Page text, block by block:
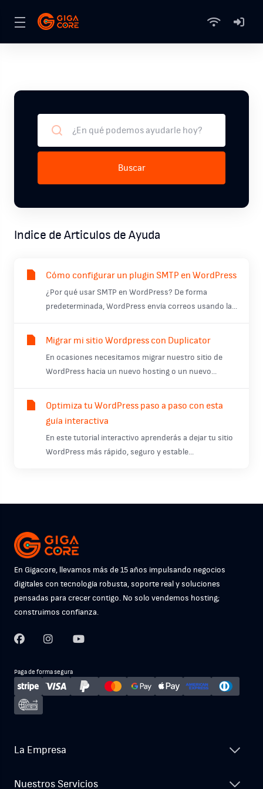
Buscar
Indice de Articulos de Ayuda
Cómo configurar un plugin SMTP en WordPress
¿Por qué usar SMTP en WordPress? De forma
predeterminada, WordPress envía correos usando la...
Migrar mi sitio Wordpress con Duplicator
En ocasiones necesitamos migrar nuestro sitio de
WordPress hacia un nuevo hosting o un nuevo...
Optimiza tu WordPress paso a paso con esta
guía interactiva
En este tutorial interactivo aprenderás a dejar tu sitio
WordPress más rápido, seguro y estable...
En Gigacore, llevamos más de 15 años impulsando negocios
digitales con tecnología robusta, soporte real y soluciones
pensadas para crecer contigo. No solo vendemos hosting;
construimos confianza.
Paga de forma segura
La Empresa
Nuestros Servicios